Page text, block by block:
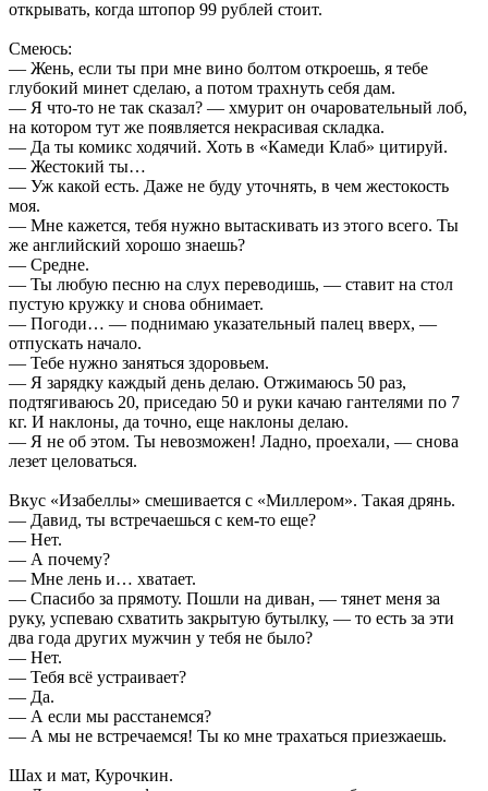
открывать, когда штопор 99 рублей стоит.
Смеюсь:
— Жень, если ты при мне вино болтом откроешь, я тебе
глубокий минет сделаю, а потом трахнуть себя дам.
— Я что-то не так сказал? — хмурит он очаровательный лоб,
на котором тут же появляется некрасивая складка.
— Да ты комикс ходячий. Хоть в «Камеди Клаб» цитируй.
— Жестокий ты…
— Уж какой есть. Даже не буду уточнять, в чем жестокость
моя.
— Мне кажется, тебя нужно вытаскивать из этого всего. Ты
же английский хорошо знаешь?
— Средне.
— Ты любую песню на слух переводишь, — ставит на стол
пустую кружку и снова обнимает.
— Погоди… — поднимаю указательный палец вверх, —
отпускать начало.
— Тебе нужно заняться здоровьем.
— Я зарядку каждый день делаю. Отжимаюсь 50 раз,
подтягиваюсь 20, приседаю 50 и руки качаю гантелями по 7
кг. И наклоны, да точно, еще наклоны делаю.
— Я не об этом. Ты невозможен! Ладно, проехали, — снова
лезет целоваться.
Вкус «Изабеллы» смешивается с «Миллером». Такая дрянь.
— Давид, ты встречаешься с кем-то еще?
— Нет.
— А почему?
— Мне лень и… хватает.
— Спасибо за прямоту. Пошли на диван, — тянет меня за
руку, успеваю схватить закрытую бутылку, — то есть за эти
два года других мужчин у тебя не было?
— Нет.
— Тебя всё устраивает?
— Да.
— А если мы расстанемся?
— А мы не встречаемся! Ты ко мне трахаться приезжаешь.
Шах и мат, Курочкин.